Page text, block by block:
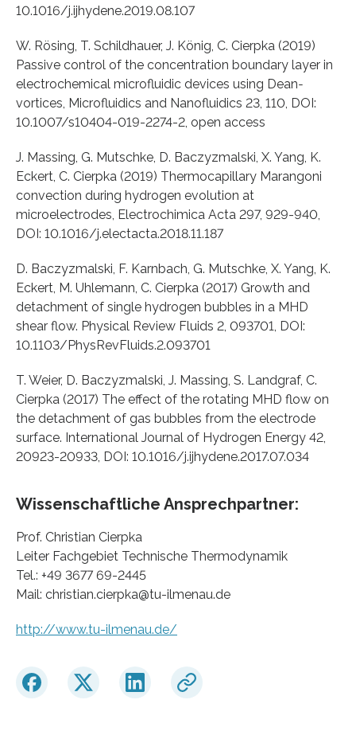
10.1016/j.ijhydene.2019.08.107
W. Rösing, T. Schildhauer, J. König, C. Cierpka (2019)
Passive control of the concentration boundary layer in
electrochemical microfluidic devices using Dean‐
vortices, Microfluidics and Nanofluidics 23, 110, DOI:
10.1007/s10404-019-2274-2, open access
J. Massing, G. Mutschke, D. Baczyzmalski, X. Yang, K.
Eckert, C. Cierpka (2019) Thermocapillary Marangoni
convection during hydrogen evolution at
microelectrodes, Electrochimica Acta 297, 929-940,
DOI: 10.1016/j.electacta.2018.11.187
D. Baczyzmalski, F. Karnbach, G. Mutschke, X. Yang, K.
Eckert, M. Uhlemann, C. Cierpka (2017) Growth and
detachment of single hydrogen bubbles in a MHD
shear flow. Physical Review Fluids 2, 093701, DOI:
10.1103/PhysRevFluids.2.093701
T. Weier, D. Baczyzmalski, J. Massing, S. Landgraf, C.
Cierpka (2017) The effect of the rotating MHD flow on
the detachment of gas bubbles from the electrode
surface. International Journal of Hydrogen Energy 42,
20923-20933, DOI: 10.1016/j.ijhydene.2017.07.034
Wissenschaftliche Ansprechpartner:
Prof. Christian Cierpka
Leiter Fachgebiet Technische Thermodynamik
Tel.: +49 3677 69-2445
Mail: christian.cierpka@tu-ilmenau.de
http://www.tu-ilmenau.de/